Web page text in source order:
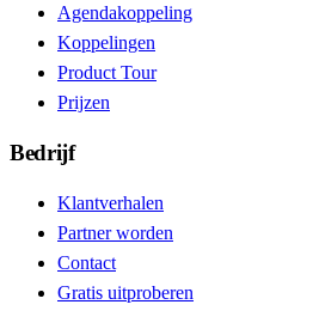
Agendakoppeling
Koppelingen
Product Tour
Prijzen
Bedrijf
Klantverhalen
Partner worden
Contact
Gratis uitproberen